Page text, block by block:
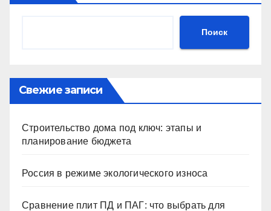
Поиск
Свежие записи
Строительство дома под ключ: этапы и
планирование бюджета
Россия в режиме экологического износа
Сравнение плит ПД и ПАГ: что выбрать для